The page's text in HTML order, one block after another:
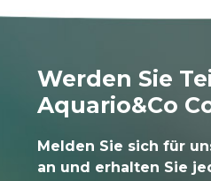
Werden Sie
Aquario&Co
Melden Sie sich für
an und erhalten Sie